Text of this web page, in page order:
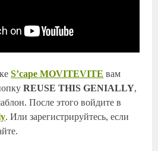
S’cape MOVITEVITE вам
REUSE THIS GENIALLY,
После этого войдите в
. Или зарегистрируйтесь, если